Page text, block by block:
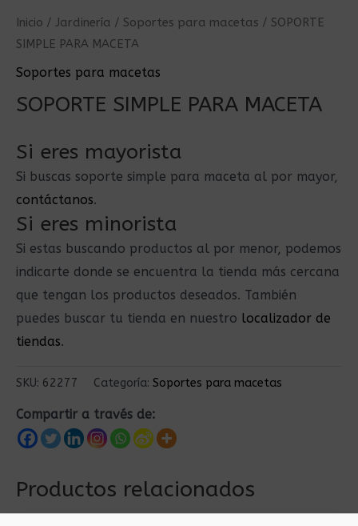
Inicio / Jardinería / Soportes para macetas / SOPORTE
SIMPLE PARA MACETA
Soportes para macetas
SOPORTE SIMPLE PARA MACETA
Si eres mayorista
Si buscas soporte simple para maceta al por mayor,
contáctanos.
Si eres minorista
Si estas buscando productos al por menor, podemos
indicarte donde se encuentra la tienda más cercana
que tengan los productos deseados. También
puedes buscar tu tienda en nuestro localizador de
tiendas.
SKU: 62277 Categoría: Soportes para macetas
Compartir a través de:
Productos relacionados